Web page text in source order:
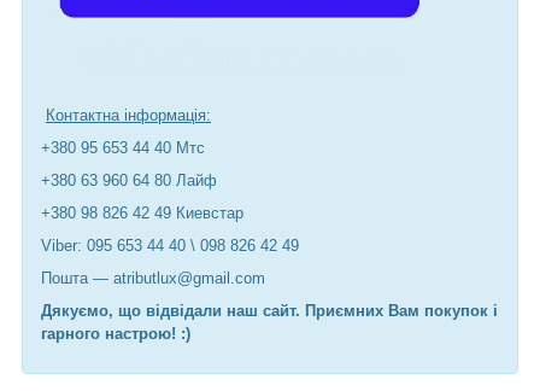
Контактна інформація:
+380 95 653 44 40 Мтс
+380 63 960 64 80 Лайф
+380 98 826 42 49 Киевстар
Viber: 095 653 44 40 \ 098 826 42 49
Пошта — atributlux@gmail.com
Дякуємо, що відвідали наш сайт. Приємних Вам покупок і
гарного настрою! :)